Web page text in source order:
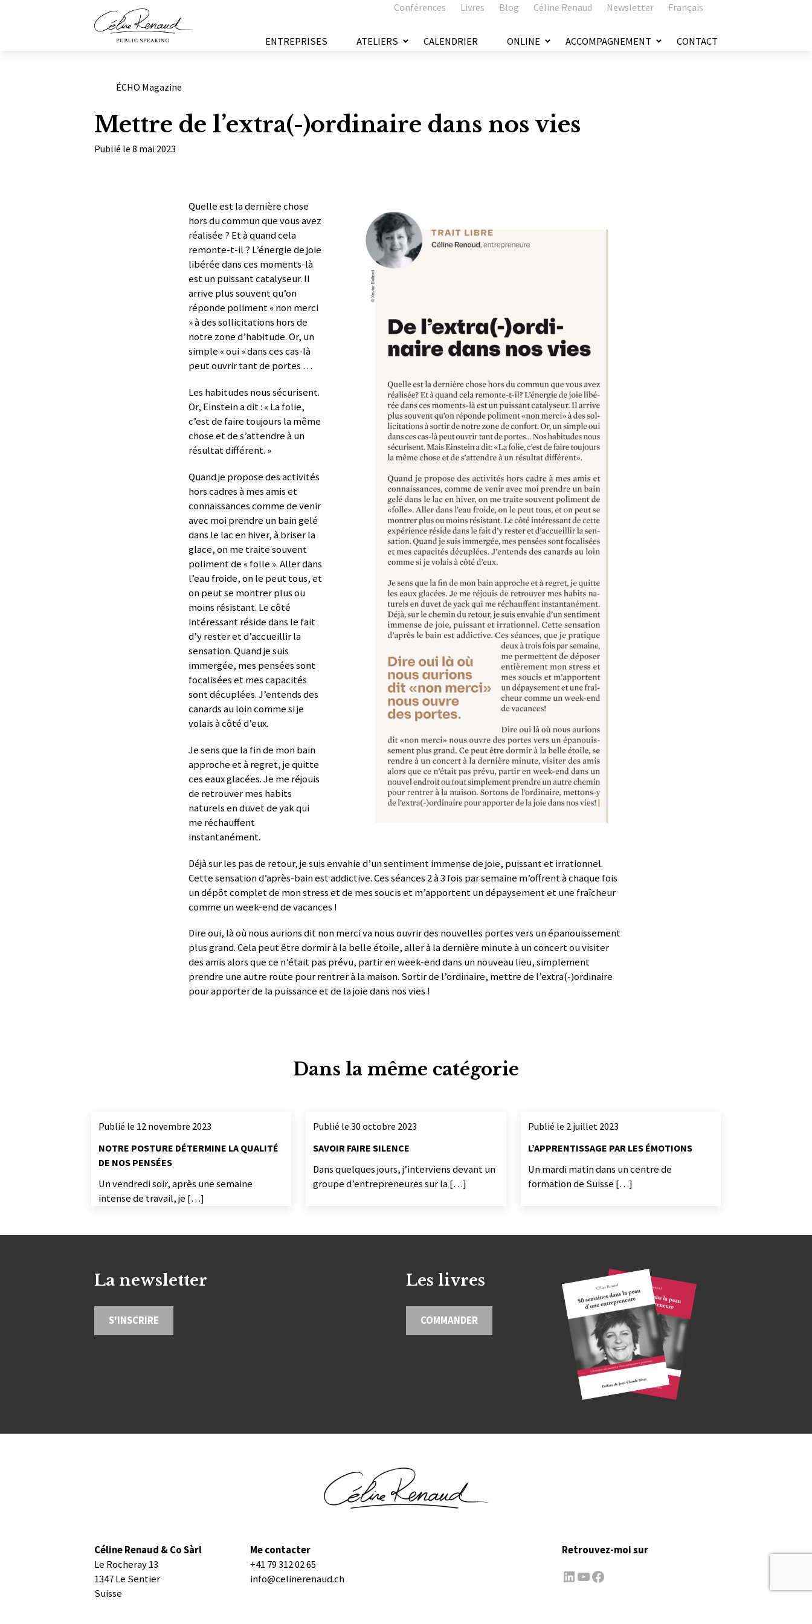
ENTREPRISES ATELIERS CALENDRIER ONLINE ACCOMPAGNEMENT CONTACT
Conférences Livres Blog Céline Renaud Newsletter Français
Catégories
ÉCHO Magazine
Mettre de l’extra(-)ordinaire dans nos vies
Publié le 8 mai 2023
Quelle est la dernière chose
hors du commun que vous avez
réalisée ? Et à quand cela
remonte-t-il ? L’énergie de joie
libérée dans ces moments-là
est un puissant catalyseur. Il
arrive plus souvent qu’on
réponde poliment « non merci
» à des sollicitations hors de
notre zone d’habitude. Or, un
simple « oui » dans ces cas-là
peut ouvrir tant de portes …
Les habitudes nous sécurisent.
Or, Einstein a dit : « La folie,
c’est de faire toujours la même
chose et de s’attendre à un
résultat différent. »
Quand je propose des activités
hors cadres à mes amis et
connaissances comme de venir
avec moi prendre un bain gelé
dans le lac en hiver, à briser la
glace, on me traite souvent
poliment de « folle ». Aller dans
l’eau froide, on le peut tous, et
on peut se montrer plus ou
moins résistant. Le côté
intéressant réside dans le fait
d’y rester et d’accueillir la
sensation. Quand je suis
immergée, mes pensées sont
focalisées et mes capacités
sont décuplées. J’entends des
canards au loin comme si je
volais à côté d’eux.
Je sens que la fin de mon bain
approche et à regret, je quitte
ces eaux glacées. Je me réjouis
de retrouver mes habits
naturels en duvet de yak qui
me réchauffent
instantanément.
Déjà sur les pas de retour, je suis envahie d’un sentiment immense de joie, puissant et irrationnel.
Cette sensation d’après-bain est addictive. Ces séances 2 à 3 fois par semaine m’offrent à chaque fois
un dépôt complet de mon stress et de mes soucis et m’apportent un dépaysement et une fraîcheur
comme un week-end de vacances !
Dire oui, là où nous aurions dit non merci va nous ouvrir des nouvelles portes vers un épanouissement
plus grand. Cela peut être dormir à la belle étoile, aller à la dernière minute à un concert ou visiter
des amis alors que ce n’était pas prévu, partir en week-end dans un nouveau lieu, simplement
prendre une autre route pour rentrer à la maison. Sortir de l’ordinaire, mettre de l’extra(-)ordinaire
pour apporter de la puissance et de la joie dans nos vies !
Dans la même catégorie
Publié le 12 novembre 2023
NOTRE POSTURE DÉTERMINE LA QUALITÉ
DE NOS PENSÉES
Un vendredi soir, après une semaine
intense de travail, je […]
Publié le 30 octobre 2023
SAVOIR FAIRE SILENCE
Dans quelques jours, j’interviens devant un
groupe d’entrepreneures sur la […]
Publié le 2 juillet 2023
L’APPRENTISSAGE PAR LES ÉMOTIONS
Un mardi matin dans un centre de
formation de Suisse […]
La newsletter
S'INSCRIRE
Les livres
COMMANDER
Céline Renaud & Co Sàrl
Le Rocheray 13
1347 Le Sentier
Suisse
Me contacter
+41 79 312 02 65
info@celinerenaud.ch
Retrouvez-moi sur
LinkedIn
YouTube
Facebook